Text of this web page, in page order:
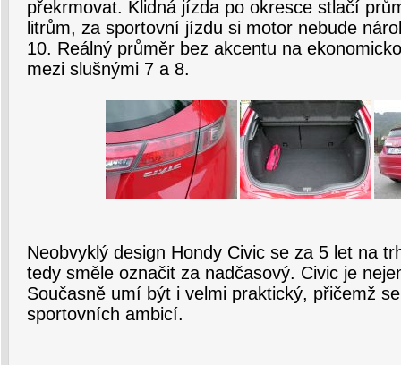
překrmovat. Klidná jízda po okresce stlačí
litrům, za sportovní jízdu si motor nebude
10. Reálný průměr bez akcentu na
mezi slušnými 7 a 8.
Neobvyklý design Hondy Civic se za 5 let na
tedy směle označit za nadčasový. Civic je
Současně umí být i velmi praktický, přičemž
sportovních ambicí.